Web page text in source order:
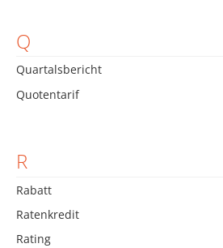
Q
Quartalsbericht
Quotentarif
R
Rabatt
Ratenkredit
Rating